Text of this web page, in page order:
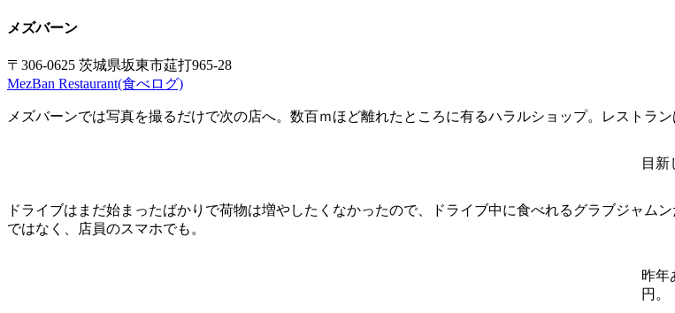
メズバーン
〒306-0625 茨城県坂東市莚打965-28
MezBan Restaurant(食べログ)
メズバーンでは写真を撮るだけで次の店へ。数百ｍほど離れたところに有るハラルショップ。レストラ
目新
ドライブはまだ始まったばかりで荷物は増やしたくなかったので、ドライブ中に食べれるグラブジャム
ではなく、店員のスマホでも。
昨年
円。